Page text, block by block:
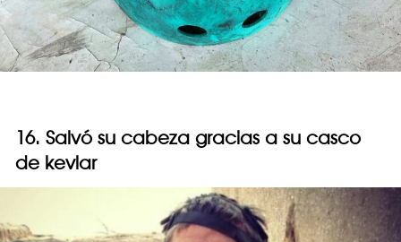
16. Salvó su cabeza gracias a su casco
de kevlar